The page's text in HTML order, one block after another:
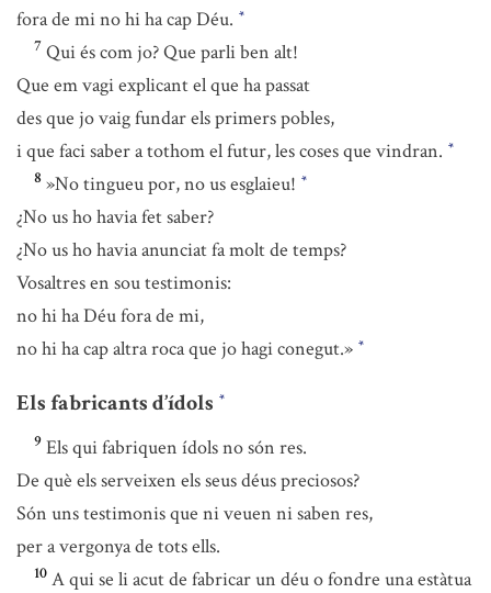
fora de mi no hi ha cap Déu. *
7 Qui és com jo? Que parli ben alt!
Que em vagi explicant el que ha passat
des que jo vaig fundar els primers pobles,
i que faci saber a tothom el futur, les coses que vindran. *
8 »No tingueu por, no us esglaieu! *
¿No us ho havia fet saber?
¿No us ho havia anunciat fa molt de temps?
Vosaltres en sou testimonis:
no hi ha Déu fora de mi,
no hi ha cap altra roca que jo hagi conegut.» *
Els fabricants d’ídols *
9 Els qui fabriquen ídols no són res.
De què els serveixen els seus déus preciosos?
Són uns testimonis que ni veuen ni saben res,
per a vergonya de tots ells.
10 A qui se li acut de fabricar un déu o fondre una estàtua